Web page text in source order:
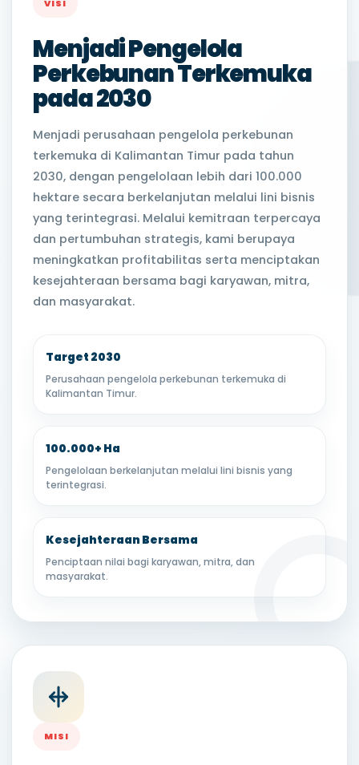
VISI
Menjadi Pengelola
Perkebunan Terkemuka
pada 2030
Menjadi perusahaan pengelola perkebunan
terkemuka di Kalimantan Timur pada tahun
2030, dengan pengelolaan lebih dari 100.000
hektare secara berkelanjutan melalui lini bisnis
yang terintegrasi. Melalui kemitraan terpercaya
dan pertumbuhan strategis, kami berupaya
meningkatkan profitabilitas serta menciptakan
kesejahteraan bersama bagi karyawan, mitra,
dan masyarakat.
Target 2030
Perusahaan pengelola perkebunan terkemuka di
Kalimantan Timur.
100.000+ Ha
Pengelolaan berkelanjutan melalui lini bisnis yang
terintegrasi.
Kesejahteraan Bersama
Penciptaan nilai bagi karyawan, mitra, dan
masyarakat.
MISI